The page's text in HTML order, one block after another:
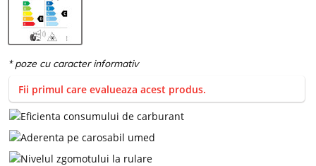
Fii primul care evalueaza acest produs.